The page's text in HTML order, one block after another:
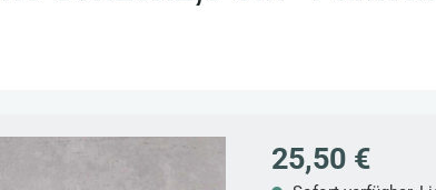
Regulärer Preis:
25,50 €